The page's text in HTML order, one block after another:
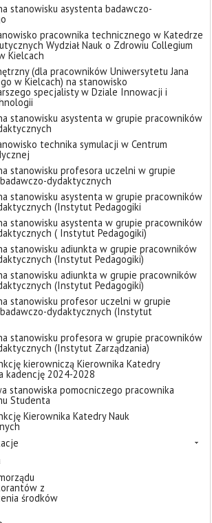
stanowisku asystenta badawczo-
pracownika technicznego w Katedrze
Wydział Nauk o Zdrowiu Collegium
Kielcach
(dla pracowników Uniwersytetu Jana
w Kielcach) na stanowisko
specjalisty w Dziale Innowacji i
stanowisku asystenta w grupie pracowników
technika symulacji w Centrum
stanowisku profesora uczelni w grupie
dydaktycznych
stanowisku asystenta w grupie pracowników
(Instytut Pedagogiki
stanowisku asystenta w grupie pracowników
( Instytut Pedagogiki)
stanowisku adiunkta w grupie pracowników
(Instytut Pedagogiki)
stanowisku adiunkta w grupie pracowników
(Instytut Pedagogiki)
stanowisku profesor uczelni w grupie
dydaktycznych (Instytut
stanowisku profesora w grupie pracowników
(Instytut Zarządzania)
kierowniczą Kierownika Katedry
kadencję 2024-2028
stanowiska pomocniczego pracownika
Studenta
Kierownika Katedry Nauk
z
środków